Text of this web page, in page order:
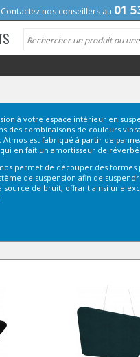
Contactez nos conseillers au 01
à votre espace intérieur en
des combinaisons de couleurs
est fabriqué à partir de
en fait un amortisseur de
permet de découper des formes
de suspension afin de
source de bruit, offrant ainsi une